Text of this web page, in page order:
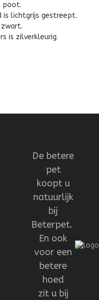
poot.
is lichtgrijs gestreept.
is zilverkleurig.
De betere
pet
koopt u
natuurlijk
bij
Beterpet.
En ook
voor een
betere
hoed
zit u bij